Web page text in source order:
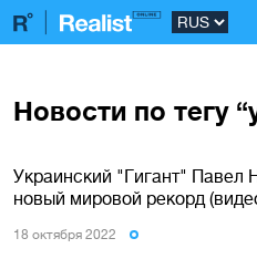
Новости по тегу
Украинский "Гигант" Павел
новый мировой рекорд
18 октября 2022